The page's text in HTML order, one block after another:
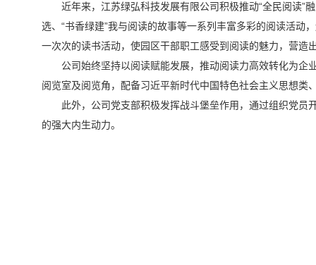
近年来，江苏绿弘科技发展有限公司积极推动“全民阅读”
选、“书香绿建”我与阅读的故事等一系列丰富多彩的阅读活动
一次次的读书活动，使园区干部职工感受到阅读的魅力，营造
公司始终坚持以阅读赋能发展，推动阅读力高效转化为企
阅览室及阅览角，配备习近平新时代中国特色社会主义思想
此外，公司党支部积极发挥战斗堡垒作用，通过组织党
的强大内生动力。